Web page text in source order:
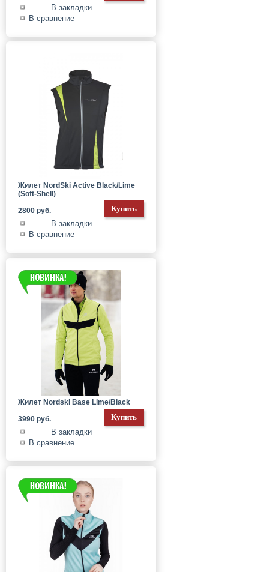
В закладки
В сравнение
Жилет NordSki Active Black/Lime
(Soft-Shell)
2800 руб.
В закладки
В сравнение
Жилет Nordski Base Lime/Black
3990 руб.
В закладки
В сравнение